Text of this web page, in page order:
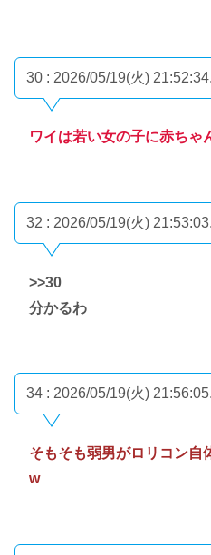
30 : 2026/05/19(火)
ワイは若い女の子に赤ちゃ
32 : 2026/05/19(火)
>>30
分かるわ
34 : 2026/05/19(火)
そもそも弱男がロリコン自
w